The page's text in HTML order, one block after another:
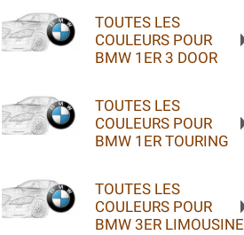
TOUTES LES
COULEURS POUR
BMW 1ER 3 DOOR
TOUTES LES
COULEURS POUR
BMW 1ER TOURING
TOUTES LES
COULEURS POUR
BMW 3ER LIMOUSINE